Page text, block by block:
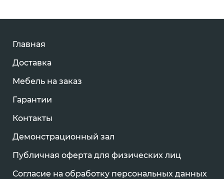
Главная
Доставка
Мебель на заказ
Гарантии
Контакты
Демонстрационный зал
Публичная оферта для физических лиц
Согласие на обработку персональных данных